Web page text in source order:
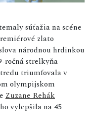
súťažia na scéne
zlato
národnou hrdinkou
ročná strelkyňa
triumfovala v
olympijskom
Zuzane Rehák
vylepšila na 45